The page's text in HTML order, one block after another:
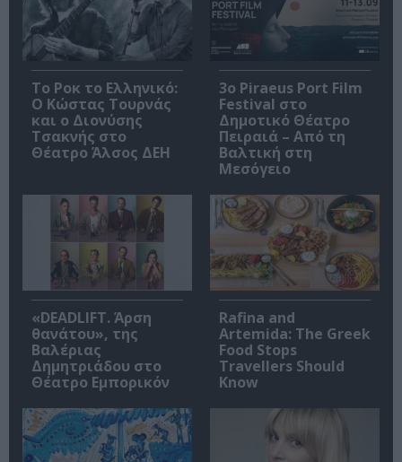
Το Ροκ το Ελληνικό:
Ο Κώστας Τουρνάς
και ο Διονύσης
Τσακνής στο
Θέατρο Άλσος ΔΕΗ
3o Piraeus Port Film
Festival στο
Δημοτικό Θέατρο
Πειραιά – Από τη
Βαλτική στη
Μεσόγειο
«DEADLIFT. Άρση
θανάτου», της
Βαλέριας
Δημητριάδου στο
Θέατρο Εμπορικόν
Rafina and
Artemida: The Greek
Food Stops
Travellers Should
Know